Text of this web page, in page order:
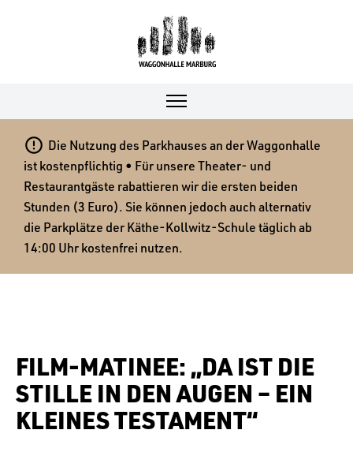
 Die Nutzung des Parkhauses an der Waggonhalle
ist kostenpflichtig • Für unsere Theater- und
Restaurantgäste rabattieren wir die ersten beiden
Stunden (3 Euro). Sie können jedoch auch alternativ
die Parkplätze der Käthe-Kollwitz-Schule täglich ab
14:00 Uhr kostenfrei nutzen.
FILM-MATINEE: „DA IST DIE
STILLE IN DEN AUGEN – EIN
KLEINES TESTAMENT“